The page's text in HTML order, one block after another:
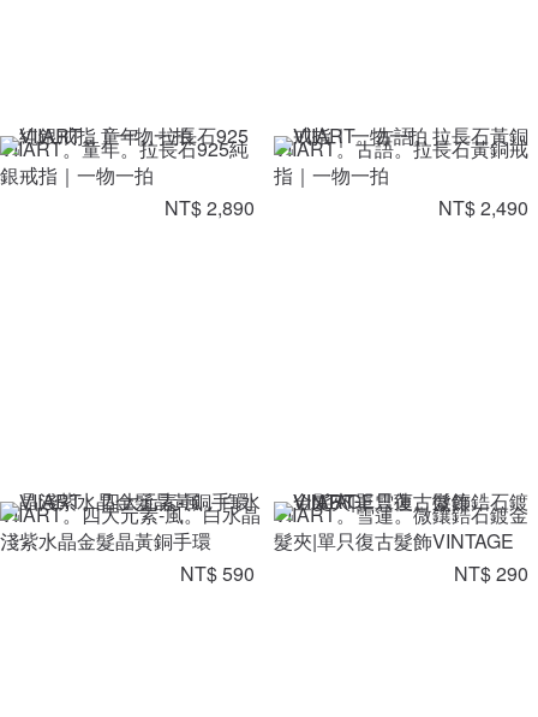
VIIART。童年。拉長石925純
銀戒指｜一物一拍
NT$ 2,890
VIIART。古語。拉長石黃銅戒
指｜一物一拍
NT$ 2,490
VIIART。四大元素-風。白水晶
淺紫水晶金髮晶黃銅手環
NT$ 590
VIIART。雪蓮。微鑲鋯石鍍金
髮夾|單只復古髮飾VINTAGE
NT$ 290